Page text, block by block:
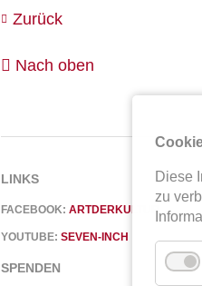
Zurück
Nach oben
LINKS
FACEBOOK: ARTDERKULTUR
YOUTUBE: SEVEN-INCH
SPENDEN
Diese
zu